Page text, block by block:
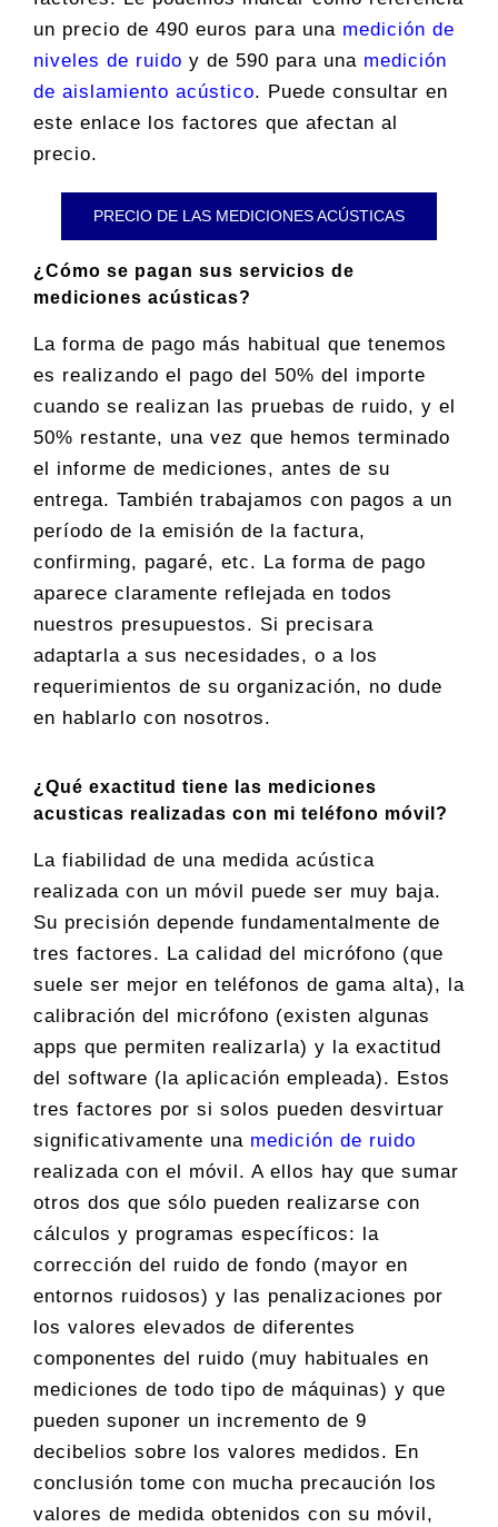
un precio de 490 euros para una medición de
niveles de ruido y de 590 para una medición
de aislamiento acústico. Puede consultar en
este enlace los factores que afectan al
precio.
PRECIO DE LAS MEDICIONES ACÚSTICAS
¿Cómo se pagan sus servicios de
mediciones acústicas?
La forma de pago más habitual que tenemos
es realizando el pago del 50% del importe
cuando se realizan las pruebas de ruido, y el
50% restante, una vez que hemos terminado
el informe de mediciones, antes de su
entrega. También trabajamos con pagos a un
período de la emisión de la factura,
confirming, pagaré, etc. La forma de pago
aparece claramente reflejada en todos
nuestros presupuestos. Si precisara
adaptarla a sus necesidades, o a los
requerimientos de su organización, no dude
en hablarlo con nosotros.
¿Qué exactitud tiene las mediciones
acusticas realizadas con mi teléfono móvil?
La fiabilidad de una medida acústica
realizada con un móvil puede ser muy baja.
Su precisión depende fundamentalmente de
tres factores. La calidad del micrófono (que
suele ser mejor en teléfonos de gama alta), la
calibración del micrófono (existen algunas
apps que permiten realizarla) y la exactitud
del software (la aplicación empleada). Estos
tres factores por si solos pueden desvirtuar
significativamente una medición de ruido
realizada con el móvil. A ellos hay que sumar
otros dos que sólo pueden realizarse con
cálculos y programas específicos: la
corrección del ruido de fondo (mayor en
entornos ruidosos) y las penalizaciones por
los valores elevados de diferentes
componentes del ruido (muy habituales en
mediciones de todo tipo de máquinas) y que
pueden suponer un incremento de 9
decibelios sobre los valores medidos. En
conclusión tome con mucha precaución los
valores de medida obtenidos con su móvil,